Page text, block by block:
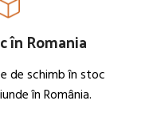
în Romania
de schimb în stoc
în România.